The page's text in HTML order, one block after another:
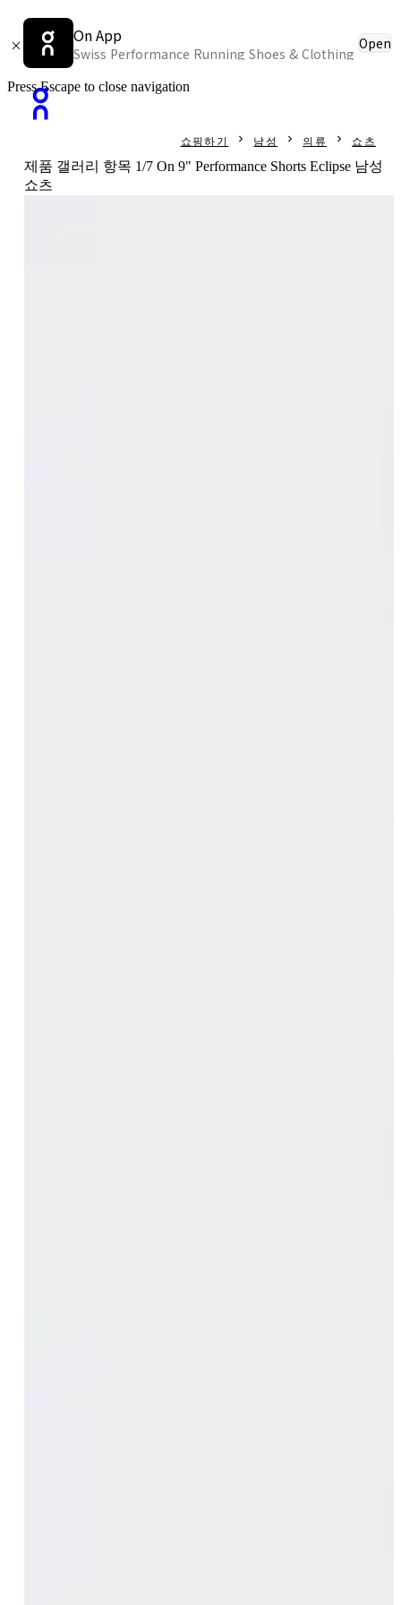
On App
Swiss Performance Running Shoes & Clothing
Open
Press Escape to close navigation
쇼핑하기 남성 의류 쇼츠
제품 갤러리 항목 1/7 On 9" Performance Shorts Eclipse 남성
쇼츠